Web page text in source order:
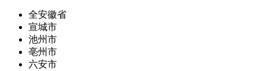
全安徽省
宣城市
池州市
亳州市
六安市